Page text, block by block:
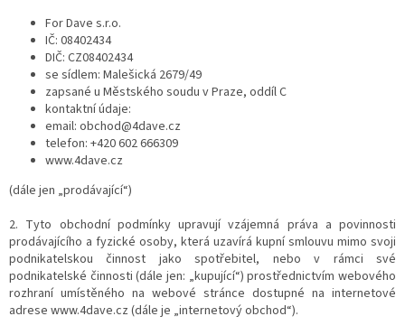
For Dave s.r.o.
IČ: 08402434
DIČ: CZ08402434
se sídlem: Malešická 2679/49
zapsané u Městského soudu v Praze, oddíl C
kontaktní údaje:
email: obchod@4dave.cz
telefon: +420 602 666309
www.4dave.cz
(dále jen „prodávající“)
2. Tyto obchodní podmínky upravují vzájemná práva a povinnosti
prodávajícího a fyzické osoby, která uzavírá kupní smlouvu mimo svoji
podnikatelskou činnost jako spotřebitel, nebo v rámci své
podnikatelské činnosti (dále jen: „kupující“) prostřednictvím webového
rozhraní umístěného na webové stránce dostupné na internetové
adrese www.4dave.cz (dále je „internetový obchod“).